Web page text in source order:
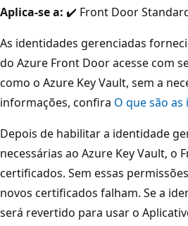
Aplica-se a: ✔️ Front Door
As identidades gerenciadas
do Azure Front Door acesse com
como o Azure Key Vault, sem a
informações, confira O que são
Depois de habilitar a identidade
necessárias ao Azure Key Vault,
certificados. Sem essas
novos certificados falham. Se a
será revertido para usar o